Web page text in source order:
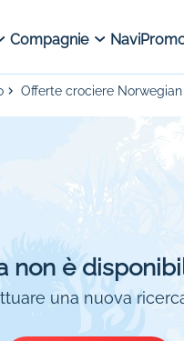
Compagnie Navi
Offerte crociere
non è
una nuova